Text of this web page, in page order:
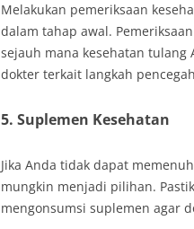
Melakukan pemeriksaan
dalam tahap awal.
sejauh mana kesehatan tulang
dokter terkait langkah
5. Suplemen Kesehatan
Jika Anda tidak dapat
mungkin menjadi pilihan.
mengonsumsi suplemen agar